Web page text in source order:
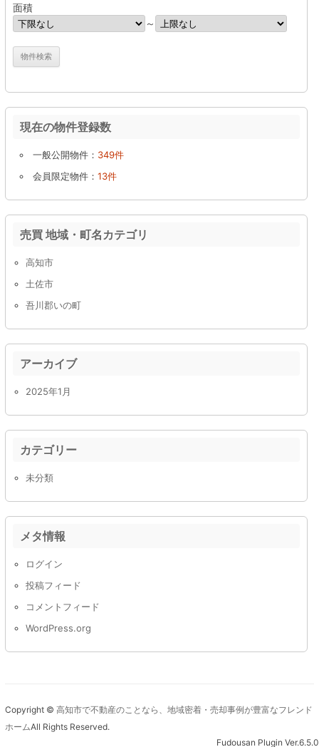
面積
～
現在の物件登録数
一般公開物件： 349件
会員限定物件： 13件
売買 地域・町名カテゴリ
高知市
土佐市
吾川郡いの町
アーカイブ
2025年1月
カテゴリー
未分類
メタ情報
ログイン
投稿フィード
コメントフィード
WordPress.org
Copyright © 高知市で不動産のことなら、地域密着・売却事例が豊富なフレンド
ホームAll Rights Reserved.
Fudousan Plugin Ver.6.5.0